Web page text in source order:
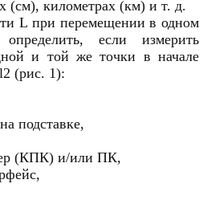
(см), километрах (км) и т. д.
L при перемещении в одном
если измерить
и той же точки в начале
(рис. 1):
подставке,
(КПК) и/или ПК,